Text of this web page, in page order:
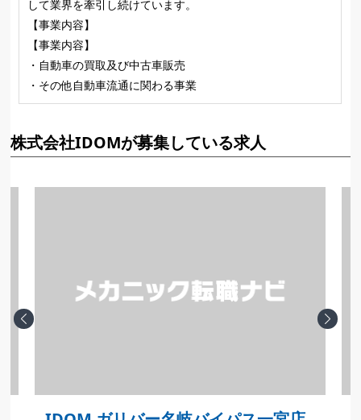
して業界を牽引し続けています。
【事業内容】
【事業内容】
・自動車の買取及び中古車販売
・その他自動車流通に関わる事業
株式会社IDOMが募集している求人
Previous Next